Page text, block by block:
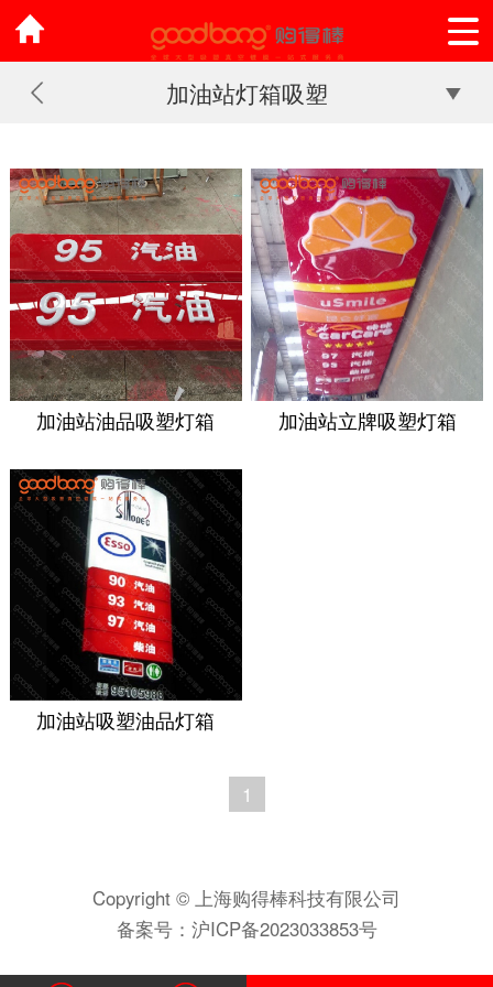
加油站灯箱吸塑
加油站油品吸塑灯箱 加油站立牌吸塑灯箱
加油站吸塑油品灯箱
1
Copyright © 上海购得棒科技有限公司
备案号： 沪ICP备2023033853号